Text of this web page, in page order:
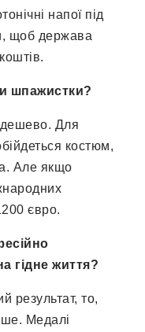
напої під
щоб держава
шпажистки?
Для
костюм,
Але якщо
євро.
гідне життя?
результат, то,
Медалі